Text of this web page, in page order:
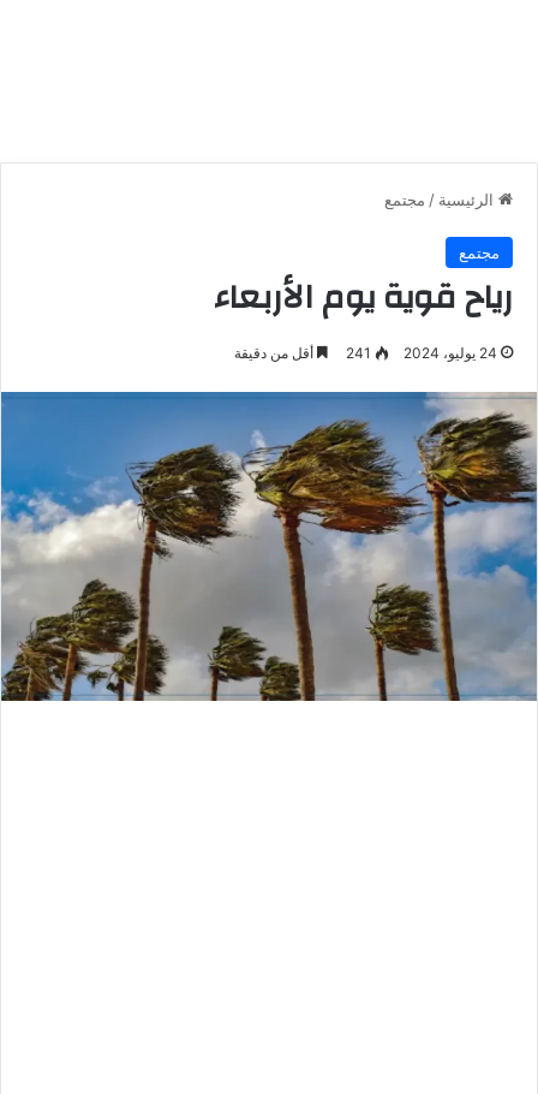
الرئيسية / مجتمع
مجتمع
رياح قوية يوم الأربعاء
24 يوليو، 2024 241 أقل من دقيقة